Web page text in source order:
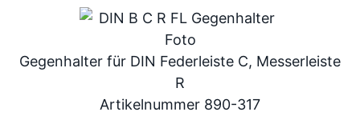
Gegenhalter für DIN Federleiste C, Messerleiste
R
Artikelnummer 890-317